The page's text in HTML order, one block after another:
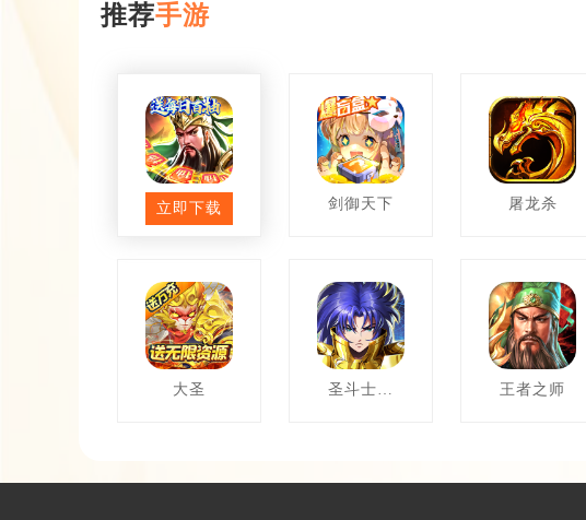
推荐手游
主公快跑
立即下载 剑御天下 屠龙杀
大圣
圣斗士星
王者之师